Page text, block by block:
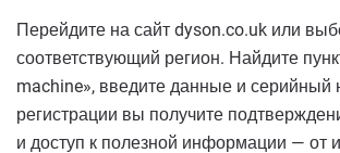
Перейдите на сайт dyson.co.uk или
соответствующий регион. Найдите
machine», введите данные и серийный
регистрации вы получите
и доступ к полезной информации — от